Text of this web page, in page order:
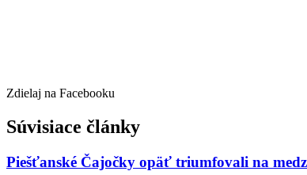
Zdielaj na Facebooku
Súvisiace články
Piešťanské Čajočky opäť triumfovali na